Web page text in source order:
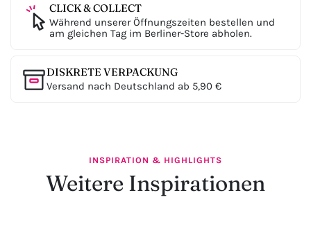
CLICK & COLLECT
Während unserer Öffnungszeiten bestellen und
am gleichen Tag im Berliner-Store abholen.
DISKRETE VERPACKUNG
Versand nach Deutschland ab 5,90 €
INSPIRATION & HIGHLIGHTS
Weitere Inspirationen